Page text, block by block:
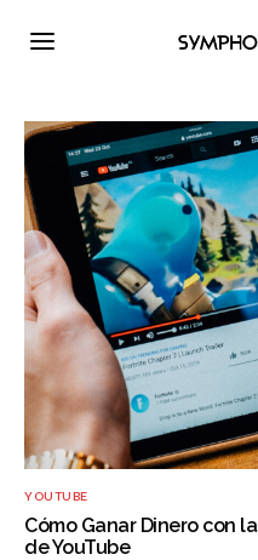
YOUTUBE
Cómo Ganar Dinero con
de YouTube